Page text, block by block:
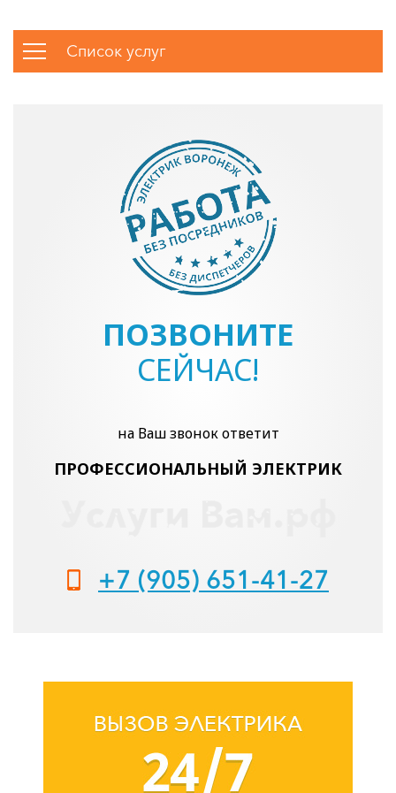
Список услуг
ПОЗВОНИТЕ
СЕЙЧАС!
на Ваш звонок ответит
ПРОФЕССИОНАЛЬНЫЙ ЭЛЕКТРИК
+7 (905) 651-41-27